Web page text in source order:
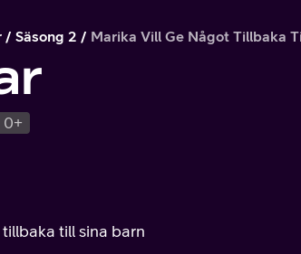
Säsong 2 Marika Vill Ge Något Tillbaka
0+
till sina barn